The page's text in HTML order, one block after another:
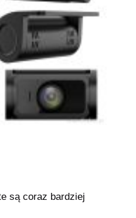
są coraz bardziej